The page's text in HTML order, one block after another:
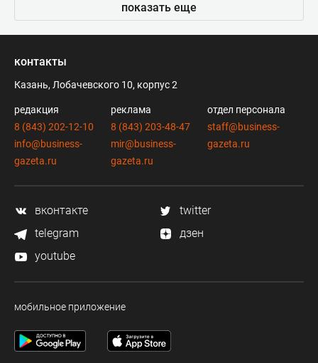
показать еще
контакты
Казань, Лобачевского 10, корпус 2
редакция
8 (843) 202-12-10
info@business-
gazeta.ru
реклама
8 (843) 203-48-47
mir@business-
gazeta.ru
отдел персонала
staff@business-
gazeta.ru
вконтакте
twitter
telegram
дзен
youtube
мобильное приложение